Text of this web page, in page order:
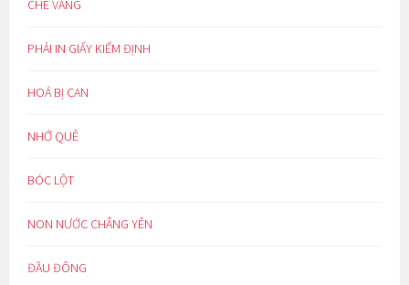
CHÈ VẰNG
PHẢI IN GIẤY KIỂM ĐỊNH
HOÁ BỊ CAN
NHỚ QUÊ
BÓC LỘT
NON NƯỚC CHẲNG YÊN
ĐẦU ĐÔNG